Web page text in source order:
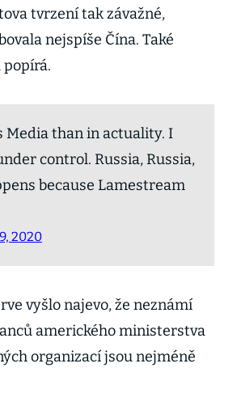
tvrzení tak závažné,
nejspíše Čína. Také
popírá.
Media than in actuality. I
control. Russia, Russia,
because Lamestream
2020
vyšlo najevo, že neznámí
amerického ministerstva
organizací jsou nejméně